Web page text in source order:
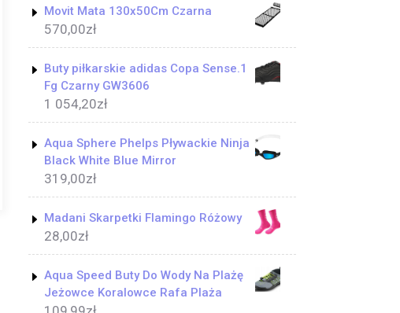
Movit Mata 130x50Cm Czarna
570,00zł
Buty piłkarskie adidas Copa Sense.1
Fg Czarny GW3606
1 054,20zł
Aqua Sphere Phelps Pływackie Ninja
Black White Blue Mirror
319,00zł
Madani Skarpetki Flamingo Różowy
28,00zł
Aqua Speed Buty Do Wody Na Plażę
Jeżowce Koralowce Rafa Plaża